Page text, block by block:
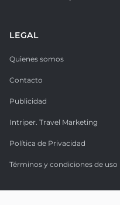
LEGAL
Quienes somos
Contacto
Publicidad
Intriper. Travel Marketing
Política de Privacidad
Términos y condiciones de uso